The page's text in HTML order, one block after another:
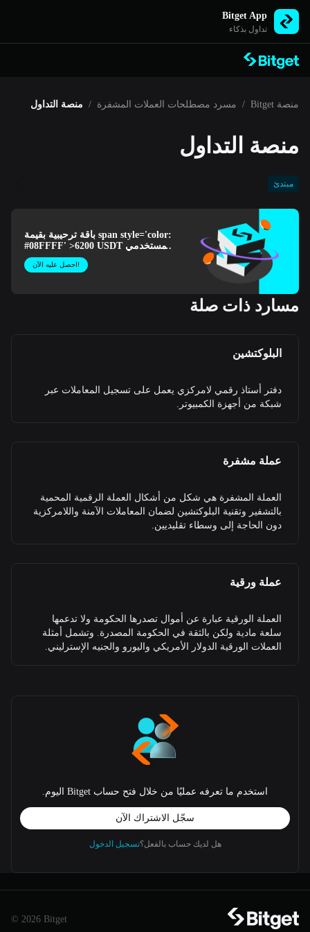
Bitget App
تداول بذكاء
منصة Bitget / مسرد مصطلحات العملات المشفرة / منصة التداول
منصة التداول
مبتدئ
باقة ترحيبية بقيمة span style='color:
#08FFFF' >6200 USDT لمستخدمي
Bitget الجُدد!
احصل عليه الآن!
مسارد ذات صلة
البلوكتشين
دفتر أستاذ رقمي لامركزي يعمل على تسجيل المعاملات عبر
شبكة من أجهزة الكمبيوتر.
عملة مشفرة
العملة المشفرة هي شكل من أشكال العملة الرقمية المحمية
بالتشفير وتقنية البلوكتشين لضمان المعاملات الآمنة واللامركزية
دون الحاجة إلى وسطاء تقليديين.
عملة ورقية
العملة الورقية عبارة عن أموال تصدرها الحكومة ولا تدعمها
سلعة مادية ولكن بالثقة في الحكومة المصدرة. وتشمل أمثلة
العملات الورقية الدولار الأمريكي واليورو والجنيه الإسترليني.
استخدم ما تعرفه عمليًا من خلال فتح حساب Bitget اليوم.
سجّل الاشتراك الآن
هل لديك حساب بالفعل؟تسجيل الدخول
© 2026 Bitget